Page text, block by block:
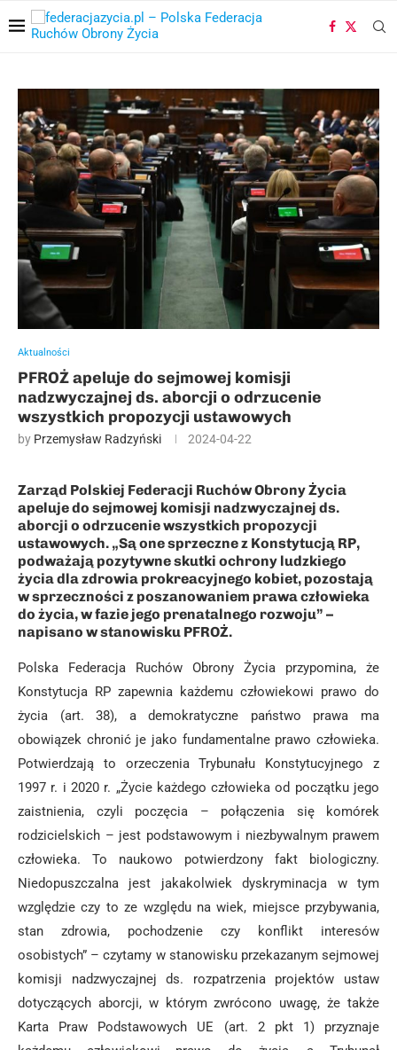
Aktualności
PFROŻ apeluje do sejmowej komisji
nadzwyczajnej ds. aborcji o odrzucenie
wszystkich propozycji ustawowych
by Przemysław Radzyński 2024-04-22
Zarząd Polskiej Federacji Ruchów Obrony Życia
apeluje do sejmowej komisji nadzwyczajnej ds.
aborcji o odrzucenie wszystkich propozycji
ustawowych. „Są one sprzeczne z Konstytucją RP,
podważają pozytywne skutki ochrony ludzkiego
życia dla zdrowia prokreacyjnego kobiet, pozostają
w sprzeczności z poszanowaniem prawa człowieka
do życia, w fazie jego prenatalnego rozwoju” –
napisano w stanowisku PFROŻ.
Polska Federacja Ruchów Obrony Życia przypomina, że
Konstytucja RP zapewnia każdemu człowiekowi prawo do
życia (art. 38), a demokratyczne państwo prawa ma
obowiązek chronić je jako fundamentalne prawo człowieka.
Potwierdzają to orzeczenia Trybunału Konstytucyjnego z
1997 r. i 2020 r. „Życie każdego człowieka od początku jego
zaistnienia, czyli poczęcia – połączenia się komórek
rodzicielskich – jest podstawowym i niezbywalnym prawem
człowieka. To naukowo potwierdzony fakt biologiczny.
Niedopuszczalna jest jakakolwiek dyskryminacja w tym
względzie czy to ze względu na wiek, miejsce przybywania,
stan zdrowia, pochodzenie czy konflikt interesów
osobistych” – czytamy w stanowisku przekazanym sejmowej
komisji nadzwyczajnej ds. rozpatrzenia projektów ustaw
dotyczących aborcji, w którym zwrócono uwagę, że także
Karta Praw Podstawowych UE (art. 2 pkt 1) przyznaje